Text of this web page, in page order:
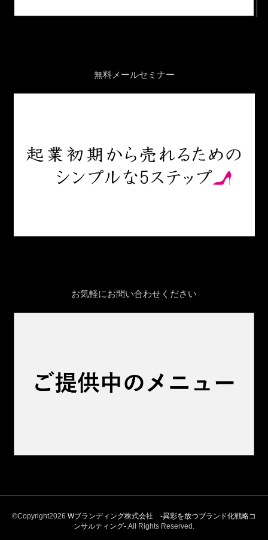
無料メールセミナー
お気軽にお問い合わせください
©Copyright2026 Wブランディング株式会社 -異彩を放つブランド化戦略コ
ンサルティング‐ .All Rights Reserved.